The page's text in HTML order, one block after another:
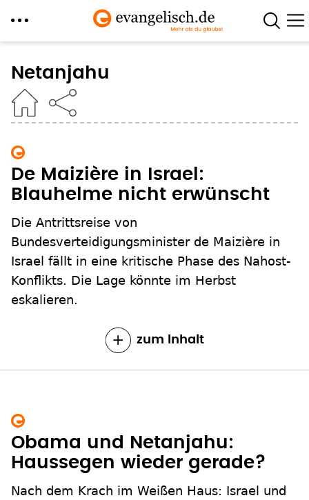
zum
Inhalt
Netanjahu
De Maizière in Israel:
Blauhelme nicht erwünscht
Die Antrittsreise von
Bundesverteidigungsminister de Maizière in
Israel fällt in eine kritische Phase des Nahost-
Konflikts. Die Lage könnte im Herbst
eskalieren.
zum Inhalt
Obama und Netanjahu:
Haussegen wieder gerade?
Nach dem Krach im Weißen Haus: Israel und